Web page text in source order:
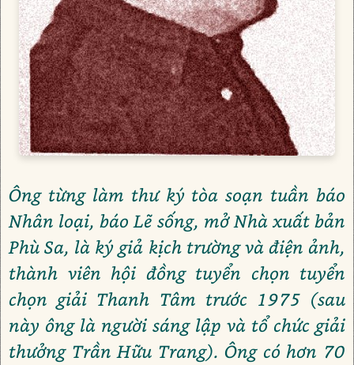
Ông từng làm thư ký tòa soạn tuần báo
Nhân loại, báo Lẽ sống, mở Nhà xuất bản
Phù Sa, là ký giả kịch trường và điện ảnh,
thành viên hội đồng tuyển chọn tuyển
chọn giải Thanh Tâm trước 1975 (sau
này ông là người sáng lập và tổ chức giải
thưởng Trần Hữu Trang). Ông có hơn 70